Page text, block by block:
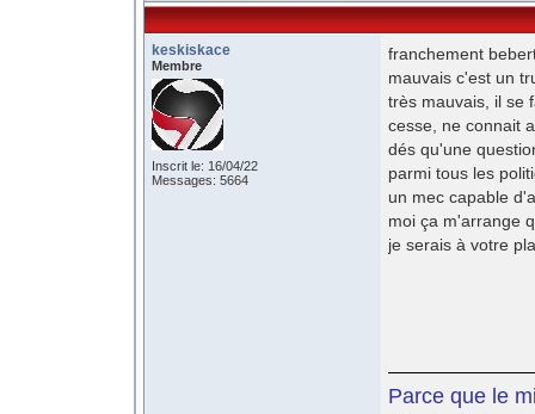
keskiskace
Membre
Inscrit le: 16/04/22
Messages: 5664
franchement
mauvais c'est un
très mauvais, il se
cesse, ne connait
dés qu'une
parmi tous les
un mec capable
moi ça m'arrange
je serais à votre
Parce que le